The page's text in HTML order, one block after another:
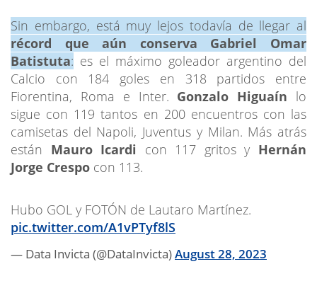
Sin embargo, está muy lejos todavía de llegar al
récord que aún conserva Gabriel Omar
Batistuta: es el máximo goleador argentino del
Calcio con 184 goles en 318 partidos entre
Fiorentina, Roma e Inter. Gonzalo Higuaín lo
sigue con 119 tantos en 200 encuentros con las
camisetas del Napoli, Juventus y Milan. Más atrás
están Mauro Icardi con 117 gritos y Hernán
Jorge Crespo con 113.
Hubo GOL y FOTÓN de Lautaro Martínez.
pic.twitter.com/A1vPTyf8lS
— Data Invicta (@DataInvicta)August 28, 2023